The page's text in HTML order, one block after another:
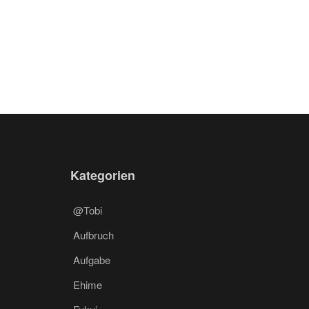
Kategorien
@Tobi
Aufbruch
Aufgabe
Ehime